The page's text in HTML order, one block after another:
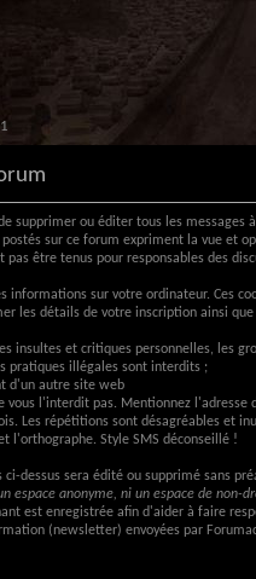
supprimer ou éditer tous les
sur ce forum expriment la vue et
être tenus pour responsables des
informations sur votre ordinateur. Ces
les détails de votre inscription ainsi
insultes et critiques personnelles, les
pratiques illégales sont interdits ;
d'un autre site web
vous l'interdit pas. Mentionnez
Les répétitions sont désagréables et
l'orthographe. Style SMS déconseillé !
ci-dessus sera édité ou supprimé sans
espace anonyme, ni un espace de non-
est enregistrée afin d'aider à faire
(newsletter) envoyées par